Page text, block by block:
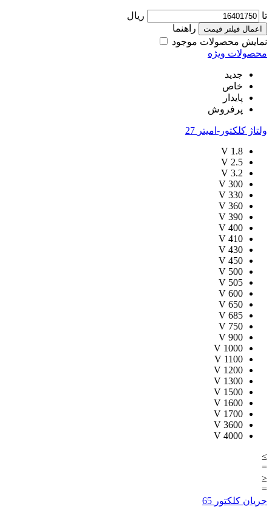
تا ریال
اعمال فیلتر قیمت
راهنما
نمایش محصولات موجود
محصولات ویژه
جدید
خاص
پایدار
پرفروش
ولتاژ کلکتور-امیتر 27
1.8
V
2.5
V
3.2
V
300
V
330
V
360
V
390
V
400
V
410
V
430
V
450
V
500
V
505
V
600
V
650
V
685
V
750
V
900
V
1000
V
1100
V
1200
V
1300
V
1500
V
1600
V
1700
V
3600
V
4000
V
≥
=
≤
=
جریان کلکتور 65